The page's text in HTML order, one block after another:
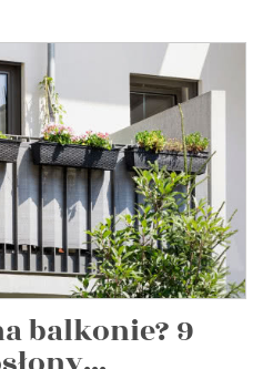
balkonie? 9